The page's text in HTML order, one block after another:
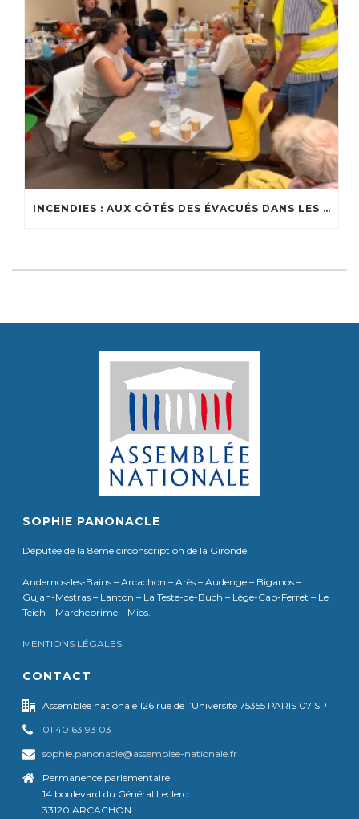
INCENDIES : AUX CÔTÉS DES ÉVACUÉS DANS LES CENTRES D’ACCUEIL DU BASSIN
SOPHIE PANONACLE
Députée de la 8ème circonscription de la Gironde.
Andernos-les-Bains – Arcachon – Arès – Audenge – Biganos –
Gujan-Méstras – Lanton – La Teste-de-Buch – Lège-Cap-Ferret – Le
Teich – Marcheprime – Mios.
MENTIONS LÉGALES
CONTACT
Assemblée nationale 126 rue de l’Université 75355 PARIS 07 SP
01 40 63 93 03
sophie.panonacle@assemblee-nationale.fr
Permanence parlementaire
14 boulevard du Général Leclerc
33120 ARCACHON